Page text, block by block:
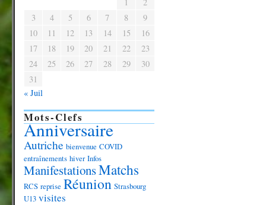
3
4 5 6 7 8
9
10
11 12 13 14 15
16
17
18 19 20 21 22
23
24
25 26 27 28 29
30
31
« Juil
Mots-Clefs
Anniversaire
Autriche bienvenue COVID
entraînements hiver Infos
ManifestationsMatchs
RCS reprise Réunion Strasbourg
U13 visites